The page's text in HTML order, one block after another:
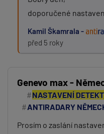
doporučené
Kamil Škamrala -
před 5 roky
Genevo max -
NASTAVENÍ
ANTIRADARY
Prosím o zaslání